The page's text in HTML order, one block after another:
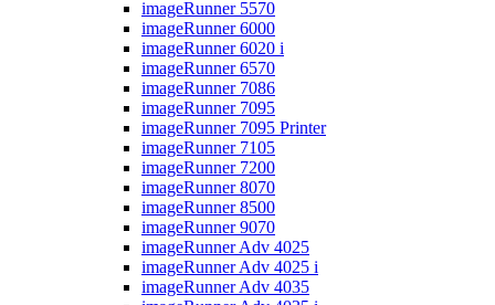
imageRunner 5570
imageRunner 6000
imageRunner 6020 i
imageRunner 6570
imageRunner 7086
imageRunner 7095
imageRunner 7095 Printer
imageRunner 7105
imageRunner 7200
imageRunner 8070
imageRunner 8500
imageRunner 9070
imageRunner Adv 4025
imageRunner Adv 4025 i
imageRunner Adv 4035